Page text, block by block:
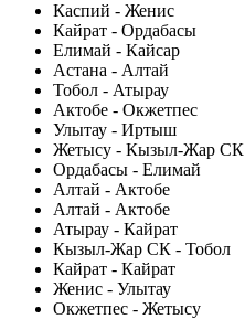
Каспий - Женис
Кайрат - Ордабасы
Елимай - Кайсар
Астана - Алтай
Тобол - Атырау
Актобе - Окжетпес
Улытау - Иртыш
Жетысу - Кызыл-Жар СК
Ордабасы - Елимай
Алтай - Актобе
Алтай - Актобе
Атырау - Кайрат
Кызыл-Жар СК - Тобол
Кайрат - Кайрат
Женис - Улытау
Окжетпес - Жетысу